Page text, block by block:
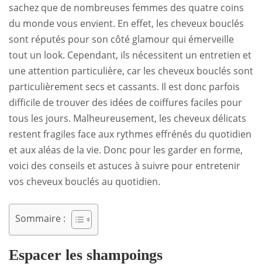
sachez que de nombreuses femmes des quatre coins
du monde vous envient. En effet, les cheveux bouclés
sont réputés pour son côté glamour qui émerveille
tout un look. Cependant, ils nécessitent un entretien et
une attention particulière, car les cheveux bouclés sont
particulièrement secs et cassants. Il est donc parfois
difficile de trouver des idées de coiffures faciles pour
tous les jours. Malheureusement, les cheveux délicats
restent fragiles face aux rythmes effrénés du quotidien
et aux aléas de la vie. Donc pour les garder en forme,
voici des conseils et astuces à suivre pour entretenir
vos cheveux bouclés au quotidien.
Sommaire :
Espacer les shampoings